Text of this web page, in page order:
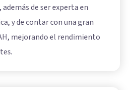
de ser experta en
y de contar con una gran
mejorando el rendimiento